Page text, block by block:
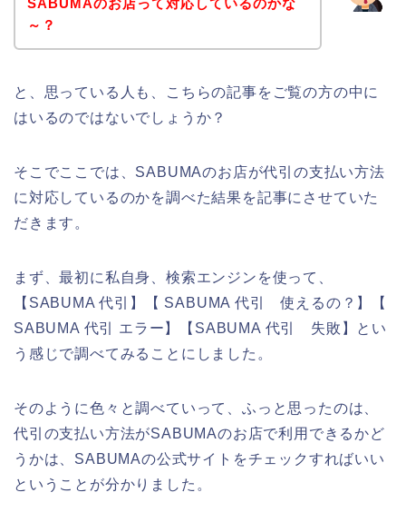
SABUMAのお店って対応しているのかな
～？
と、思っている人も、こちらの記事をご覧の方の中に
はいるのではないでしょうか？
そこでここでは、SABUMAのお店が代引の支払い方法
に対応しているのかを調べた結果を記事にさせていた
だきます。
まず、最初に私自身、検索エンジンを使って、
【SABUMA 代引】【 SABUMA 代引 使えるの？】【
SABUMA 代引 エラー】【SABUMA 代引 失敗】とい
う感じで調べてみることにしました。
そのように色々と調べていって、ふっと思ったのは、
代引の支払い方法がSABUMAのお店で利用できるかど
うかは、SABUMAの公式サイトをチェックすればいい
ということが分かりました。